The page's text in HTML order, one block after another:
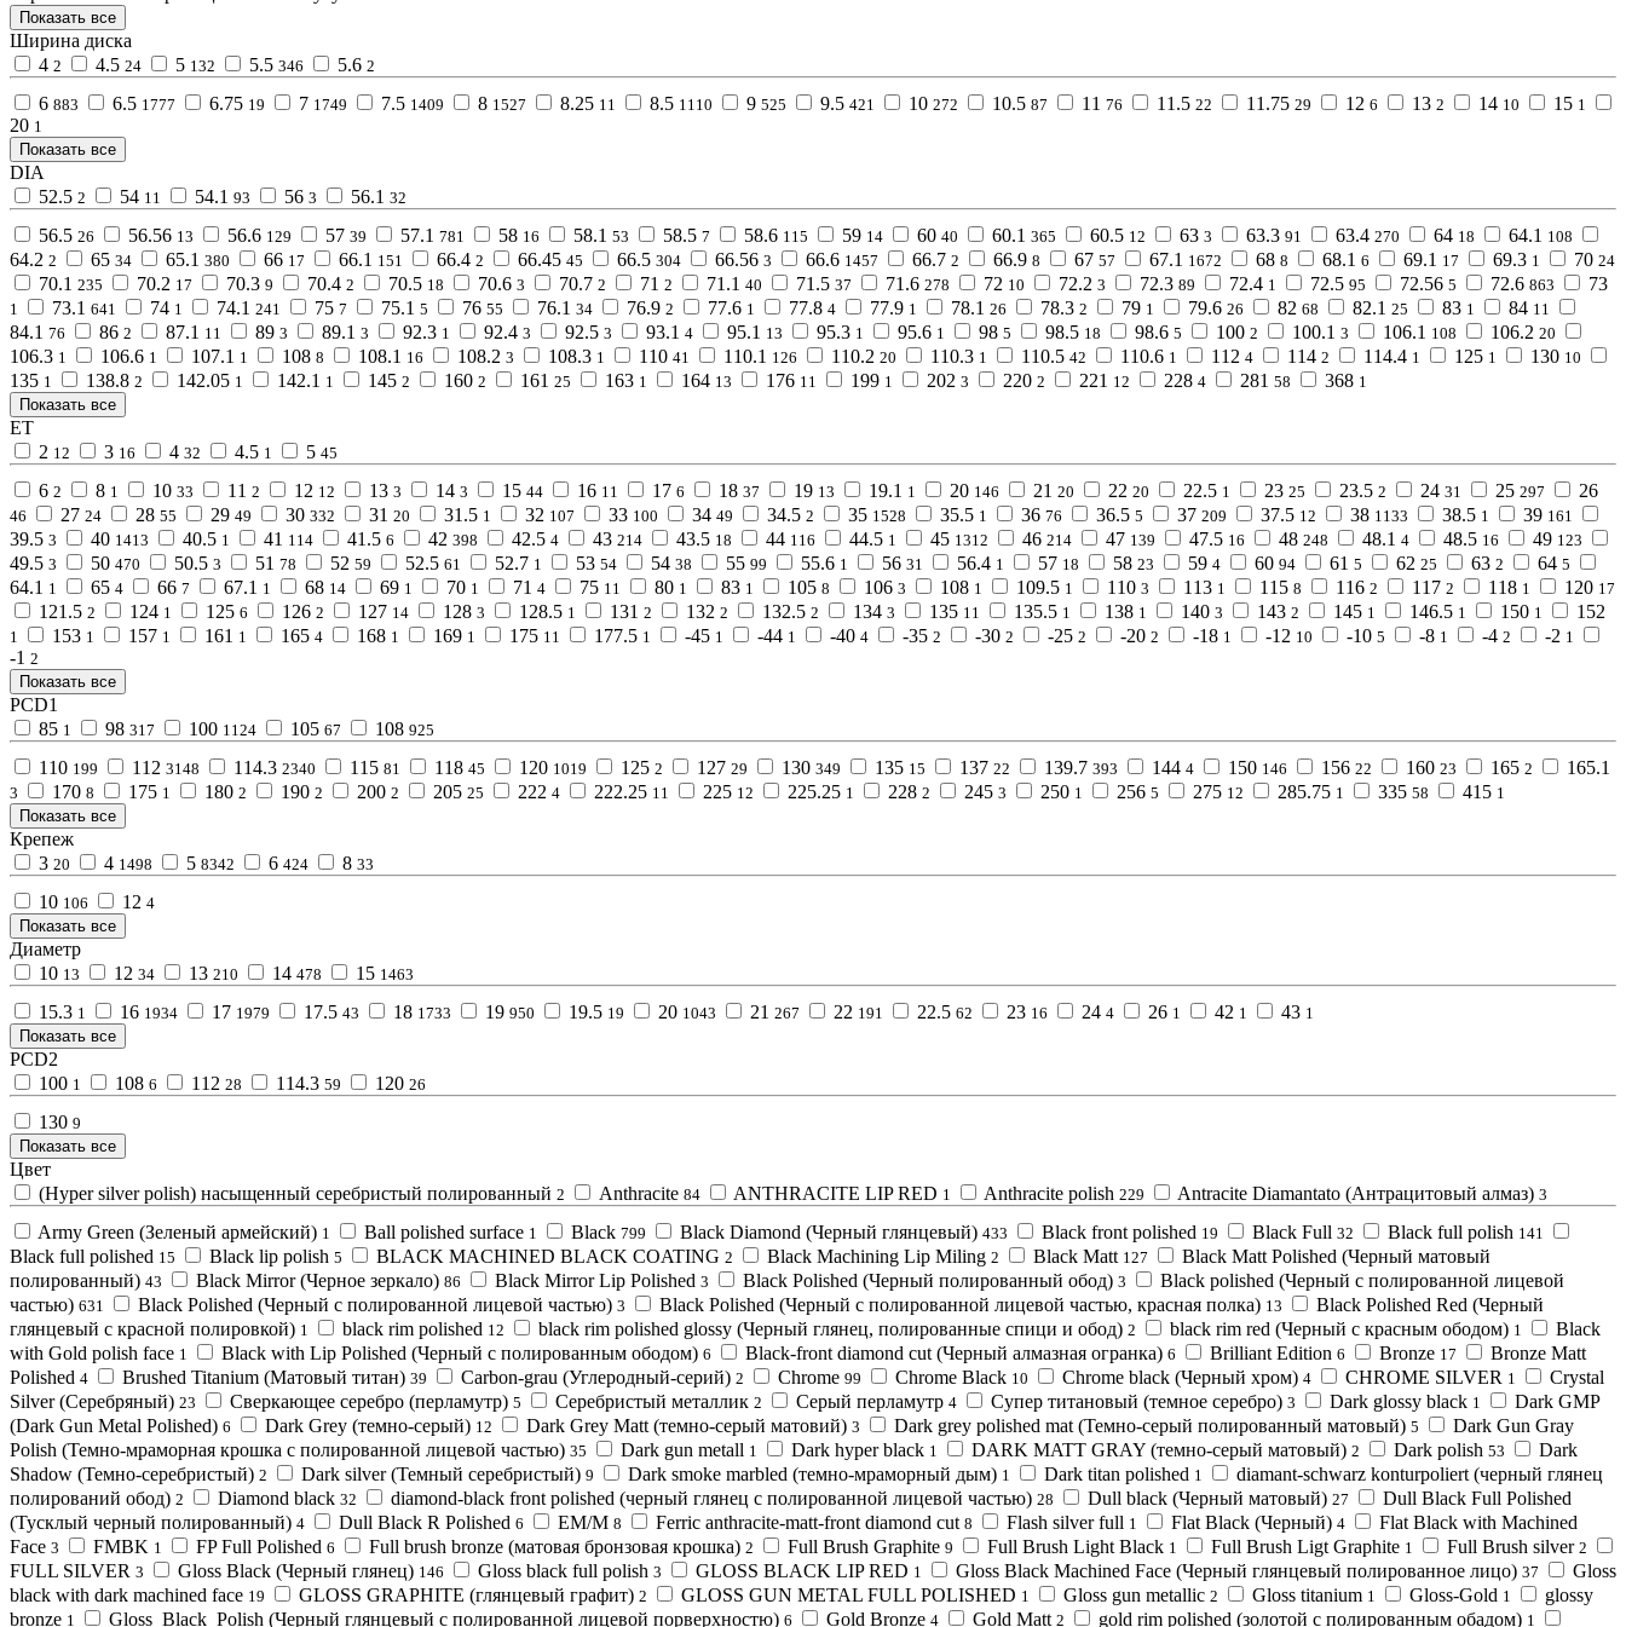
Показать все
Ширина диска
4 2 4.5 24 5 132 5.5 346 5.6 2
6 883 6.5 1777 6.75 19 7 1749 7.5 1409 8 1527 8.25 11 8.5 1110 9 525 9.5 421 10 272 10.5 87 11 76 11.5 22 11.75 29 12 6 13 2 14 10 15 1
20 1
Показать все
DIA
52.5 2 54 11 54.1 93 56 3 56.1 32
56.5 26 56.56 13 56.6 129 57 39 57.1 781 58 16 58.1 53 58.5 7 58.6 115 59 14 60 40 60.1 365 60.5 12 63 3 63.3 91 63.4 270 64 18 64.1 108
64.2 2 65 34 65.1 380 66 17 66.1 151 66.4 2 66.45 45 66.5 304 66.56 3 66.6 1457 66.7 2 66.9 8 67 57 67.1 1672 68 8 68.1 6 69.1 17 69.3 1 70 24
70.1 235 70.2 17 70.3 9 70.4 2 70.5 18 70.6 3 70.7 2 71 2 71.1 40 71.5 37 71.6 278 72 10 72.2 3 72.3 89 72.4 1 72.5 95 72.56 5 72.6 863 73
1 73.1 641 74 1 74.1 241 75 7 75.1 5 76 55 76.1 34 76.9 2 77.6 1 77.8 4 77.9 1 78.1 26 78.3 2 79 1 79.6 26 82 68 82.1 25 83 1 84 11
84.1 76 86 2 87.1 11 89 3 89.1 3 92.3 1 92.4 3 92.5 3 93.1 4 95.1 13 95.3 1 95.6 1 98 5 98.5 18 98.6 5 100 2 100.1 3 106.1 108 106.2 20
106.3 1 106.6 1 107.1 1 108 8 108.1 16 108.2 3 108.3 1 110 41 110.1 126 110.2 20 110.3 1 110.5 42 110.6 1 112 4 114 2 114.4 1 125 1 130 10
135 1 138.8 2 142.05 1 142.1 1 145 2 160 2 161 25 163 1 164 13 176 11 199 1 202 3 220 2 221 12 228 4 281 58 368 1
Показать все
ET
2 12 3 16 4 32 4.5 1 5 45
6 2 8 1 10 33 11 2 12 12 13 3 14 3 15 44 16 11 17 6 18 37 19 13 19.1 1 20 146 21 20 22 20 22.5 1 23 25 23.5 2 24 31 25 297 26
46 27 24 28 55 29 49 30 332 31 20 31.5 1 32 107 33 100 34 49 34.5 2 35 1528 35.5 1 36 76 36.5 5 37 209 37.5 12 38 1133 38.5 1 39 161
39.5 3 40 1413 40.5 1 41 114 41.5 6 42 398 42.5 4 43 214 43.5 18 44 116 44.5 1 45 1312 46 214 47 139 47.5 16 48 248 48.1 4 48.5 16 49 123
49.5 3 50 470 50.5 3 51 78 52 59 52.5 61 52.7 1 53 54 54 38 55 99 55.6 1 56 31 56.4 1 57 18 58 23 59 4 60 94 61 5 62 25 63 2 64 5
64.1 1 65 4 66 7 67.1 1 68 14 69 1 70 1 71 4 75 11 80 1 83 1 105 8 106 3 108 1 109.5 1 110 3 113 1 115 8 116 2 117 2 118 1 120 17
121.5 2 124 1 125 6 126 2 127 14 128 3 128.5 1 131 2 132 2 132.5 2 134 3 135 11 135.5 1 138 1 140 3 143 2 145 1 146.5 1 150 1 152
1 153 1 157 1 161 1 165 4 168 1 169 1 175 11 177.5 1 -45 1 -44 1 -40 4 -35 2 -30 2 -25 2 -20 2 -18 1 -12 10 -10 5 -8 1 -4 2 -2 1
-1 2
Показать все
PCD1
85 1 98 317 100 1124 105 67 108 925
110 199 112 3148 114.3 2340 115 81 118 45 120 1019 125 2 127 29 130 349 135 15 137 22 139.7 393 144 4 150 146 156 22 160 23 165 2 165.1
3 170 8 175 1 180 2 190 2 200 2 205 25 222 4 222.25 11 225 12 225.25 1 228 2 245 3 250 1 256 5 275 12 285.75 1 335 58 415 1
Показать все
Крепеж
3 20 4 1498 5 8342 6 424 8 33
10 106 12 4
Показать все
Диаметр
10 13 12 34 13 210 14 478 15 1463
15.3 1 16 1934 17 1979 17.5 43 18 1733 19 950 19.5 19 20 1043 21 267 22 191 22.5 62 23 16 24 4 26 1 42 1 43 1
Показать все
PCD2
100 1 108 6 112 28 114.3 59 120 26
130 9
Показать все
Цвет
(Hyper silver polish) насыщенный серебристый полированный 2 Anthracite 84 ANTHRACITE LIP RED 1 Anthracite polish 229 Antracite Diamantato (Антрацитовый алмаз) 3
Army Green (Зеленый армейский) 1 Ball polished surface 1 Black 799 Black Diamond (Черный глянцевый) 433 Black front polished 19 Black Full 32 Black full polish 141
Black full polished 15 Black lip polish 5 BLACK MACHINED BLACK COATING 2 Black Machining Lip Miling 2 Black Matt 127
Black Matt Polished (Черный матовый
полированный) 43 Black Mirror (Черное зеркало) 86 Black Mirror Lip Polished 3 Black Polished (Черный полированный обод) 3
Black polished (Черный с полированной лицевой
частью) 631 Black Polished (Черный с полированной лицевой частью) 3 Black Polished (Черный с полированной лицевой частью, красная полка) 13
Black Polished Red (Черный
глянцевый с красной полировкой) 1 black rim polished 12 black rim polished glossy (Черный глянец, полированные спици и обод) 2 black rim red (Черный с красным ободом) 1
Black
with Gold polish face 1 Black with Lip Polished (Черный с полированным ободом) 6 Black-front diamond cut (Черный алмазная огранка) 6 Brilliant Edition 6 Bronze 17
Bronze Matt
Polished 4 Brushed Titanium (Матовый титан) 39 Carbon-grau (Углеродный-серий) 2 Chrome 99 Chrome Black 10 Chrome black (Черный хром) 4 CHROME SILVER 1
Crystal
Silver (Серебряный) 23 Cверкающее серебро (перламутр) 5 Cеребристый металлик 2 Cерый перламутр 4 Cупер титановый (темное серебро) 3 Dark glossy black 1
Dark GMP
(Dark Gun Metal Polished) 6 Dark Grey (темно-серый) 12 Dark Grey Matt (темно-серый матовий) 3 Dark grey polished mat (Темно-серый полированный матовый) 5
Dark Gun Gray
Polish (Темно-мраморная крошка с полированной лицевой частью) 35 Dark gun metall 1 Dark hyper black 1 DARK MATT GRAY (темно-серый матовый) 2 Dark polish 53
Dark
Shadow (Темно-серебристый) 2 Dark silver (Темный серебристый) 9 Dark smoke marbled (темно-мраморный дым) 1 Dark titan polished 1
diamant-schwarz konturpoliert (черный глянец
полирований обод) 2 Diamond black 32 diamond-black front polished (черный глянец с полированной лицевой частью) 28 Dull black (Черный матовый) 27
Dull Black Full Polished
(Тусклый черный полированный) 4 Dull Black R Polished 6 EM/M 8 Ferric anthracite-matt-front diamond cut 8 Flash silver full 1 Flat Black (Черный) 4
Flat Black with Machined
Face 3 FMBK 1 FP Full Polished 6 Full brush bronze (матовая бронзовая крошка) 2 Full Brush Graphite 9 Full Brush Light Black 1 Full Brush Ligt Graphite 1 Full Brush silver 2
FULL SILVER 3 Gloss Black (Черный глянец) 146 Gloss black full polish 3 GLOSS BLACK LIP RED 1 Gloss Black Machined Face (Черный глянцевый полированное лицо) 37
Gloss
black with dark machined face 19 GLOSS GRAPHITE (глянцевый графит) 2 GLOSS GUN METAL FULL POLISHED 1 Gloss gun metallic 2 Gloss titanium 1 Gloss-Gold 1
glossy
bronze 1 Gloss_Black_Polish (Черный глянцевый с полированной лицевой порверхностю) 6 Gold Bronze 4 Gold Matt 2 gold rim polished (золотой с полированным обадом) 1